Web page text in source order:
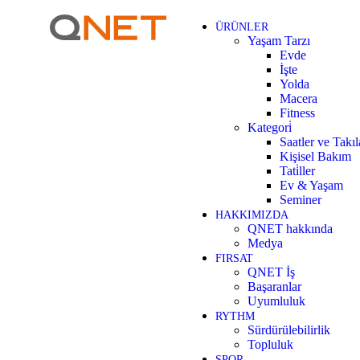
ÜRÜNLER
Yaşam Tarzı
Evde
İşte
Yolda
Macera
Fitness
Kategori̇
Saatler ve
Kişisel Bakım
Tati̇ller
Ev & Yaşam
Seminer
HAKKIMIZDA
QNET hakkında
Medya
FIRSAT
QNET İş
Başaranlar
Uyumluluk
RYTHM
Sürdürülebilirlik
Topluluk